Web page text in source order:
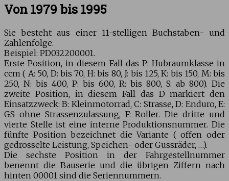
Von 1979 bis 1995
Sie besteht aus einer 11-stelligen Buchstaben- und
Zahlenfolge.
Beispiel: PD032200001.
Erste Position, in diesem Fall das P: Hubraumklasse in
ccm ( A: 50, D: bis 70, H: bis 80, J: bis 125, K: bis 150, M: bis
250, N: bis 400, P: bis 600, R: bis 800, S: ab 800). Die
zweite Position, in diesem Fall das D markiert den
Einsatzzweck: B: Kleinmotorrad, C: Strasse, D: Enduro, E:
GS ohne Strassenzulassung, F: Roller. Die dritte und
vierte Stelle ist eine interne Produktionsnummer. Die
fünfte Position bezeichnet die Variante ( offen oder
gedrosselte Leistung, Speichen- oder Gussräder, …).
Die sechste Position in der Fahrgestellnummer
benennt die Bauserie und die übrigen Ziffern nach
hinten 00001 sind die Seriennummern.